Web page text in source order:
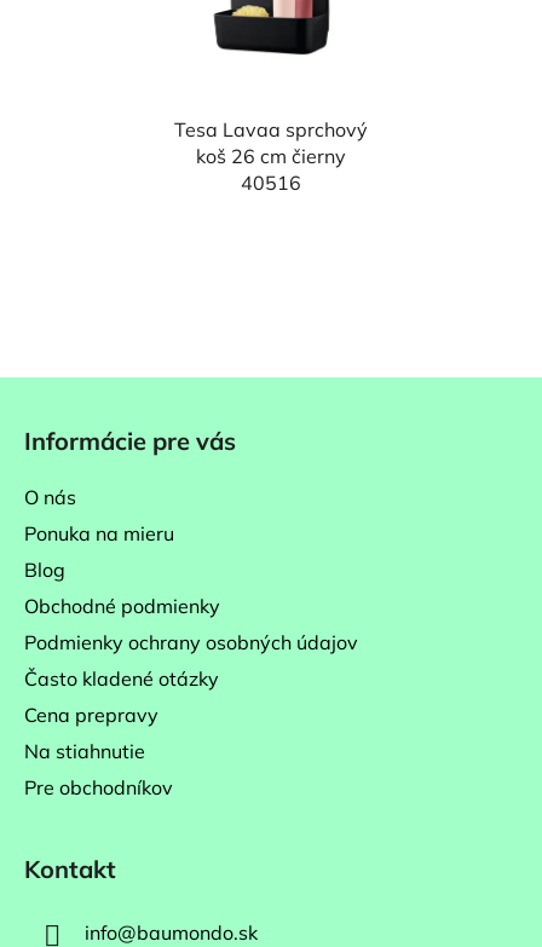
Tesa Lavaa sprchový
koš 26 cm čierny
40516
Informácie pre vás
O nás
Ponuka na mieru
Blog
Obchodné podmienky
Podmienky ochrany osobných údajov
Často kladené otázky
Cena prepravy
Na stiahnutie
Pre obchodníkov
Kontakt
info@baumondo.sk